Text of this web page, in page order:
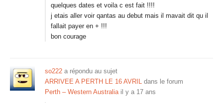
quelques dates et voila c est fait !!!!
j etais aller voir qantas au debut mais il mavait dit qu il
fallait payer en + !!!
bon courage
so222 a répondu au sujet
ARRIVEE A PERTH LE 16 AVRIL dans le forum
Perth – Western Australia il y a 17 ans